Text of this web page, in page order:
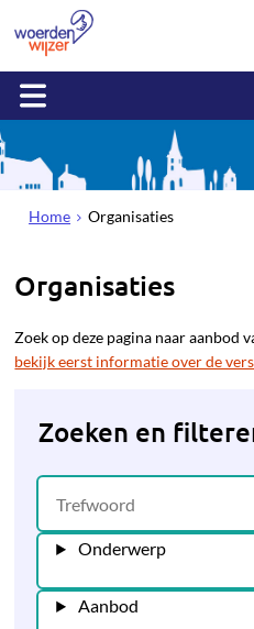
Home Organisaties
Organisaties
Zoek op deze pagina naar aanbod
bekijk eerst informatie over de
Zoeken en
Onderwerp
Aanbod